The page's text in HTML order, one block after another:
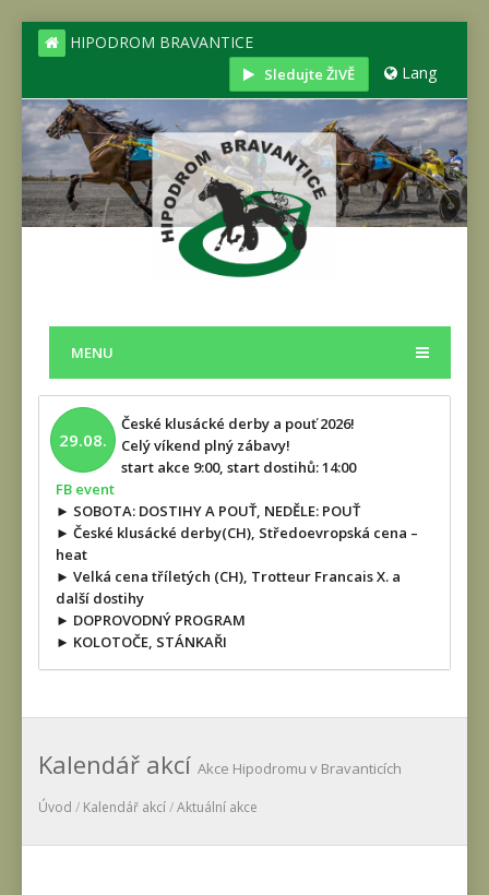
HIPODROM BRAVANTICE
Sledujte ŽIVĚ Lang
MENU
29.08.
České klusácké derby a pouť 2026!
Celý víkend plný zábavy!
start akce 9:00, start dostihů: 14:00
FB event
► SOBOTA: DOSTIHY A POUŤ, NEDĚLE: POUŤ
► České klusácké derby(CH), Středoevropská cena –
heat
► Velká cena tříletých (CH), Trotteur Francais X. a
další dostihy
► DOPROVODNÝ PROGRAM
► KOLOTOČE, STÁNKAŘI
Kalendář akcí Akce Hipodromu v Bravanticích
Úvod / Kalendář akcí/Aktuální akce